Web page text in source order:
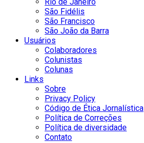
Rio de Janeiro
São Fidélis
São Francisco
São João da Barra
Usuários
Colaboradores
Colunistas
Colunas
Links
Sobre
Privacy Policy
Código de Ética Jornalística
Política de Correções
Política de diversidade
Contato